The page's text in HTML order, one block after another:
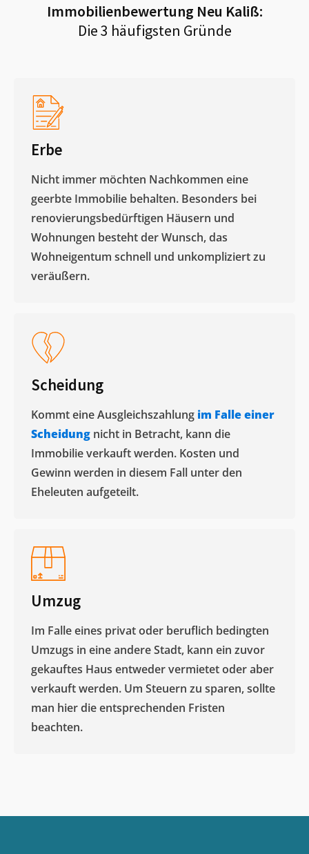
Immobilienbewertung Neu Kaliß:
Die 3 häufigsten Gründe
Erbe
Nicht immer möchten Nachkommen eine
geerbte Immobilie behalten. Besonders bei
renovierungsbedürftigen Häusern und
Wohnungen besteht der Wunsch, das
Wohneigentum schnell und unkompliziert zu
veräußern. ​
Scheidung
Kommt eine Ausgleichszahlung im Falle einer
Scheidung nicht in Betracht, kann die
Immobilie verkauft werden. Kosten und
Gewinn werden in diesem Fall unter den
Eheleuten aufgeteilt.​
Umzug
Im Falle eines privat oder beruflich bedingten
Umzugs in eine andere Stadt, kann ein zuvor
gekauftes Haus entweder vermietet oder aber
verkauft werden. Um Steuern zu sparen, sollte
man hier die entsprechenden Fristen
beachten.